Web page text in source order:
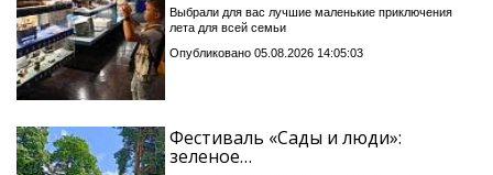
Выбрали для вас лучшие маленькие приключения
лета для всей семьи
Опубликовано 05.08.2026 14:05:03
Фестиваль «Сады и люди»:
зеленое…